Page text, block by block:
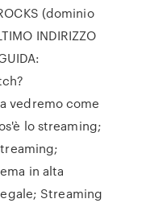
(dominio
INDIRIZZO
vedremo come
lo streaming;
in alta
Streaming